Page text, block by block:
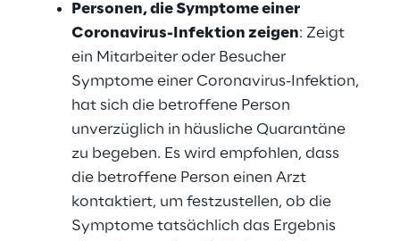
Personen, die Symptome einer
Coronavirus-Infektion zeigen: Zeigt
ein Mitarbeiter oder Besucher
Symptome einer Coronavirus-Infektion,
hat sich die betroffene Person
unverzüglich in häusliche Quarantäne
zu begeben. Es wird empfohlen, dass
die betroffene Person einen Arzt
kontaktiert, um festzustellen, ob die
Symptome tatsächlich das Ergebnis